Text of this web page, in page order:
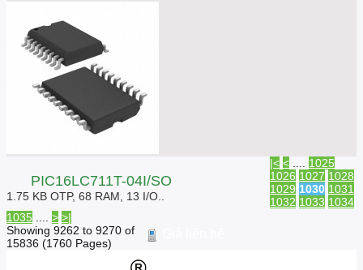
PIC16LC711T-04I/SO
1.75 KB OTP, 68 RAM, 13 I/O..
|< <
1025
1026 1027 1028
1029 1030 1031
1032 1033 1034
1035
> >|
Showing 9262 to 9270 of
15836 (1760 Pages)